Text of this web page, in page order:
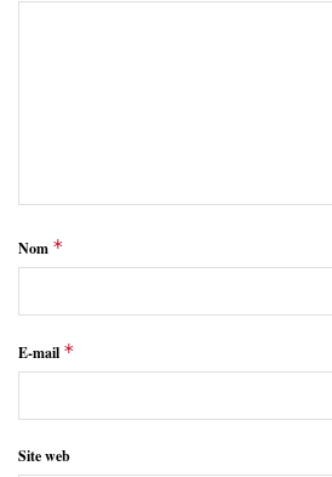
Nom *
E-mail *
Site web